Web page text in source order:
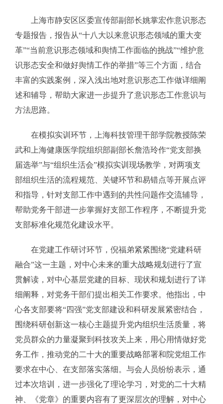
上海市静安区区委宣传部副部长姚掌宏作意识形态
专题报告，报告从“十八大以来意识形态领域的重大变
革”“当前意识形态领域和舆情工作面临的挑战”“维护意
识形态安全和做好舆情工作的举措”等三个方面，结合
丰富的实践案例，深入浅出地对意识形态工作做详细阐
述和辅导，帮助大家进一步提升了意识形态工作意识与
方法思路。
在模拟实训环节，上海科技管理干部学院教授陈荣
武和上海健康医学院组织部副部长詹浩玲作“党支部换
届选举”与“组织生活会”模拟实训现场教学，对两项支
部组织生活的流程规范、关键环节和易错点等开展点评
和指导，针对支部工作中遇到的共性问题作交流辅导，
帮助党务干部进一步掌握好支部工作程序，不断提升党
支部标准化规范化建设水平。
在党建工作研讨环节，倪福弟紧紧围绕“党建科研
融合”这一主题，对中心未来的重大战略规划进行了宣
贯解读，对中心基层党建的目标、现状和规划进行了详
细阐释，对党务干部们提出相关工作要求。他指出，中
心各支部要将“四强”党支部建设和科研发展紧密结合，
围绕科研创新这一核心主题提升党内组织生活质量，将
党员群众的力量凝聚到科技攻关上来，用心用情做好党
务工作，推动党的二十大的重要战略部署和院党组工作
要求在中心、在支部落实落细。与会人员纷纷表示，通
过本次培训，进一步强化了理论学习，对党的二十大精
神、《党章》的重要内容有了更深层次的理解，对中心